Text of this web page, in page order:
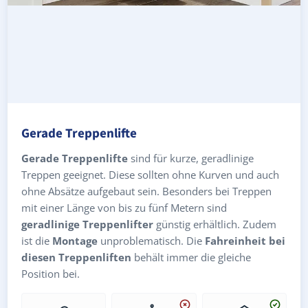
Gerade Treppenlifte
Gerade Treppenlifte sind für kurze, geradlinige
Treppen geeignet. Diese sollten ohne Kurven und auch
ohne Absätze aufgebaut sein. Besonders bei Treppen
mit einer Länge von bis zu fünf Metern sind
geradlinige Treppenlifter günstig erhältlich. Zudem
ist die Montage unproblematisch. Die Fahreinheit bei
diesen Treppenliften behält immer die gleiche
Position bei.